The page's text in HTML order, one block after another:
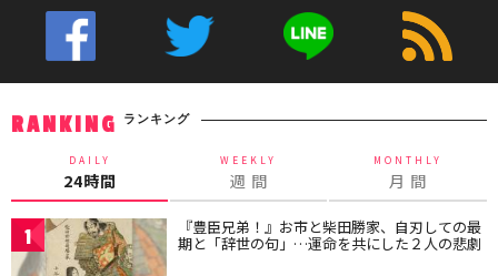
RANKING ランキング
DAILY
24時間
WEEKLY
週 間
MONTHLY
月 間
1 『豊臣兄弟！』お市と柴田勝家、自刃しての最
期と「辞世の句」…運命を共にした２人の悲劇